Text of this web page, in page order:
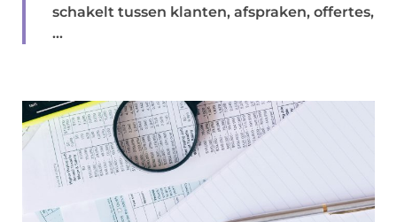
schakelt tussen klanten, afspraken, offertes,
...